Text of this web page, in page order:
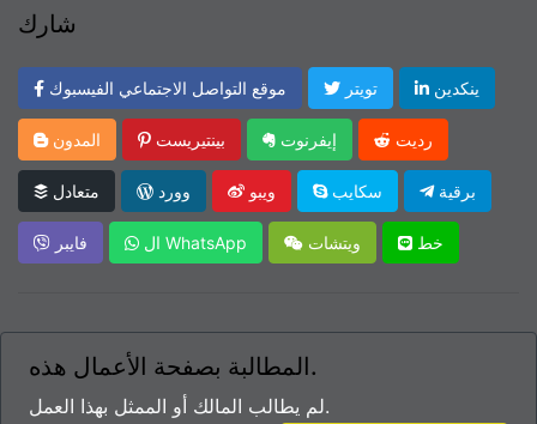
شارك
موقع التواصل الاجتماعي الفيسبوك تويتر ينكدين
المدون بينتيريست إيفرنوت رديت
متعادل وورد ويبو سكايب برقية
فايبر ال WhatsApp ويتشات خط
المطالبة بصفحة الأعمال هذه.
لم يطالب المالك أو الممثل بهذا العمل.